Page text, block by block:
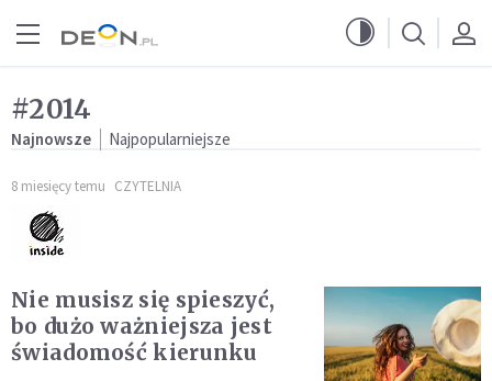
#2014
Najnowsze Najpopularniejsze
8 miesięcy temu CZYTELNIA
Nie musisz się spieszyć,
bo dużo ważniejsza jest
świadomość kierunku